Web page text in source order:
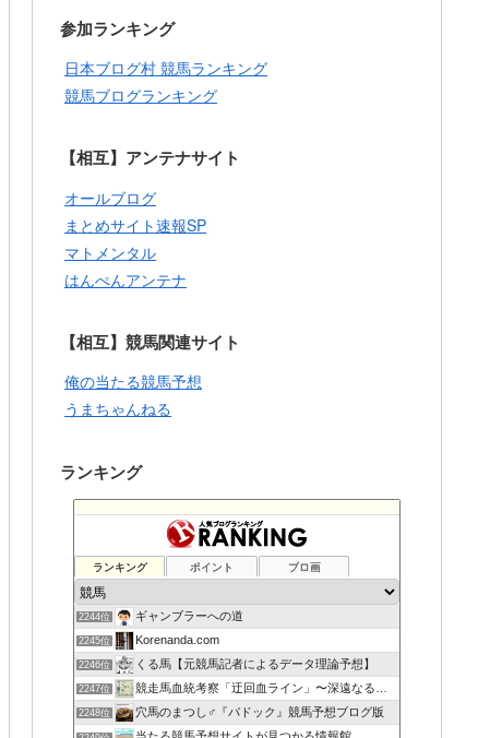
参加ランキング
日本ブログ村 競馬ランキング
競馬ブログランキング
【相互】アンテナサイト
オールブログ
まとめサイト速報SP
マトメンタル
はんぺんアンテナ
【相互】競馬関連サイト
俺の当たる競馬予想
うまちゃんねる
ランキング
ランキング ポイント ブロ画
2244位 ギャンブラーへの道
2245位 Korenanda.com
2246位 くる馬【元競馬記者によるデータ理論予想】
2247位 競走馬血統考察「迂回血ライン」〜深遠なる血の連鎖〜
2248位 穴馬のまつし♂『パドック』競馬予想ブログ版